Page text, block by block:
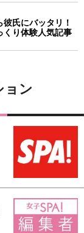
氏にバッタリ！
くり体験人気記事
ョン